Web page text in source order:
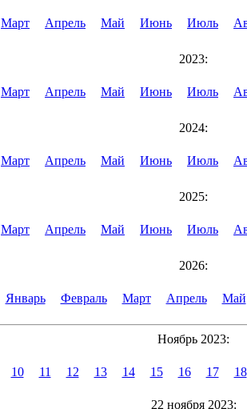
Март Апрель Май Июнь Июль
2023:
Март Апрель Май Июнь Июль
2024:
Март Апрель Май Июнь Июль
2025:
Март Апрель Май Июнь Июль
2026:
Январь Февраль Март Апрель Май
Ноябрь 2023:
10 11 12 13 14 15 16 17 18
22 ноября 2023: